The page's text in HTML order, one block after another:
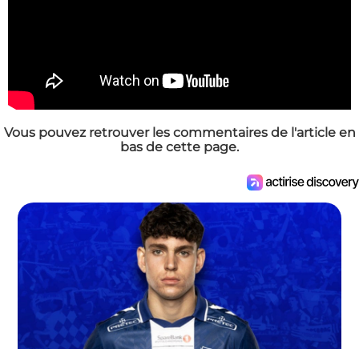
Vous pouvez retrouver les commentaires de l'article en
bas de cette page.